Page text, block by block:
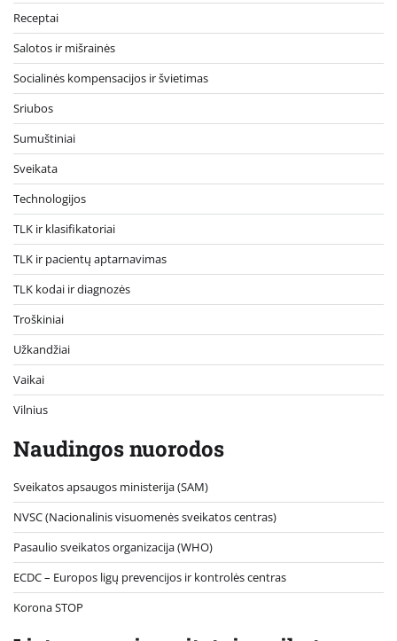
Receptai
Salotos ir mišrainės
Socialinės kompensacijos ir švietimas
Sriubos
Sumuštiniai
Sveikata
Technologijos
TLK ir klasifikatoriai
TLK ir pacientų aptarnavimas
TLK kodai ir diagnozės
Troškiniai
Užkandžiai
Vaikai
Vilnius
Naudingos nuorodos
Sveikatos apsaugos ministerija (SAM)
NVSC (Nacionalinis visuomenės sveikatos centras)
Pasaulio sveikatos organizacija (WHO)
ECDC – Europos ligų prevencijos ir kontrolės centras
Korona STOP